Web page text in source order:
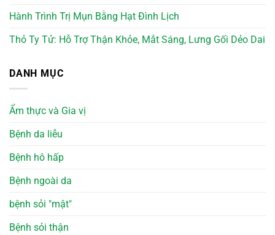
Hành Trình Trị Mụn Bằng Hạt Đình Lịch
Thỏ Ty Tử: Hỗ Trợ Thận Khỏe, Mắt Sáng, Lưng Gối Dẻo Dai
DANH MỤC
Ẩm thực và Gia vị
Bệnh da liễu
Bệnh hô hấp
Bệnh ngoài da
bệnh sỏi "mật"
Bệnh sỏi thận